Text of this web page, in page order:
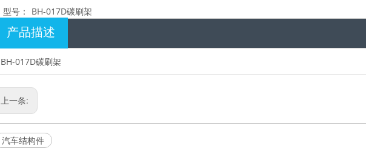
型号： BH-017D碳刷架
产品描述
BH-017D碳刷架
上一条:
汽车结构件